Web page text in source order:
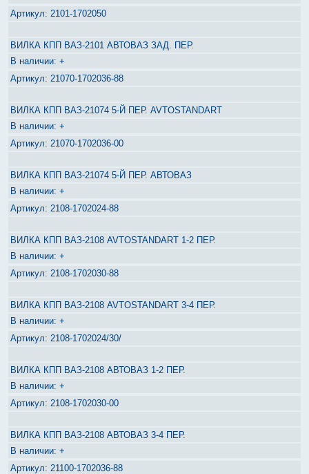
2101-1702050
ВИЛКА КПП ВАЗ-2101 АВТОВАЗ ЗАД. ПЕР.
+
21070-1702036-88
ВИЛКА КПП ВАЗ-21074 5-Й ПЕР. AVTOSTANDART
+
21070-1702036-00
ВИЛКА КПП ВАЗ-21074 5-Й ПЕР. АВТОВАЗ
+
2108-1702024-88
ВИЛКА КПП ВАЗ-2108 AVTOSTANDART 1-2 ПЕР.
+
2108-1702030-88
ВИЛКА КПП ВАЗ-2108 AVTOSTANDART 3-4 ПЕР.
+
2108-1702024/30/
ВИЛКА КПП ВАЗ-2108 АВТОВАЗ 1-2 ПЕР.
+
2108-1702030-00
ВИЛКА КПП ВАЗ-2108 АВТОВАЗ 3-4 ПЕР.
+
21100-1702036-88